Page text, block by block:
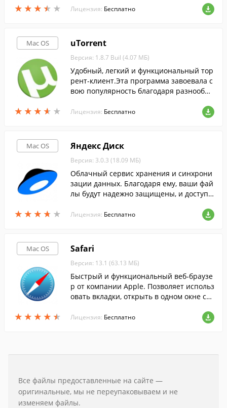
★ ★ ★ ★ ★
★ ★ ★ ★ ★ Лицензия: Бесплатно
Mac OS
★ ★ ★ ★ ★
★ ★ ★ ★ ★
uTorrent
Версия: 1.8.7 Buil (4.07 МБ)
Удобный, легкий и функциональный тор
рент-клиент.Эта программа завоевала с
вою популярность благодаря разнообра
Лицензия: Бесплатно
Mac OS
★ ★ ★ ★ ★
★ ★ ★ ★ ★
Яндекс Диск
Версия: 3.0.3 (18.09 МБ)
Облачный сервис хранения и синхрони
зации данных. Благодаря ему, ваши фай
лы будут надежно защищены, и доступн
ного устройства.
Лицензия: Бесплатно
Mac OS
★ ★ ★ ★ ★
★ ★ ★ ★ ★
Safari
Версия: 13.1 (63.13 МБ)
Быстрый и функциональный веб-браузе
р от компании Apple. Позволяет использ
овать вкладки, открыть в одном окне ср
всплывающие окна, искать текст на стр
Лицензия: Бесплатно
Все файлы предоставленные на сайте —
оригинальные, мы не переупаковываем и не
изменяем файлы.